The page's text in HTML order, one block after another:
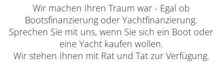
Wir machen Ihren Traum war - Egal ob
Bootsfinanzierung oder Yachtfinanzierung.
Sprechen Sie mit uns, wenn Sie sich ein Boot oder
eine Yacht kaufen wollen.
Wir stehen Ihnen mit Rat und Tat zur Verfügung.